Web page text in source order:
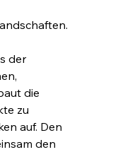
der
die
zu
auf. Den
den